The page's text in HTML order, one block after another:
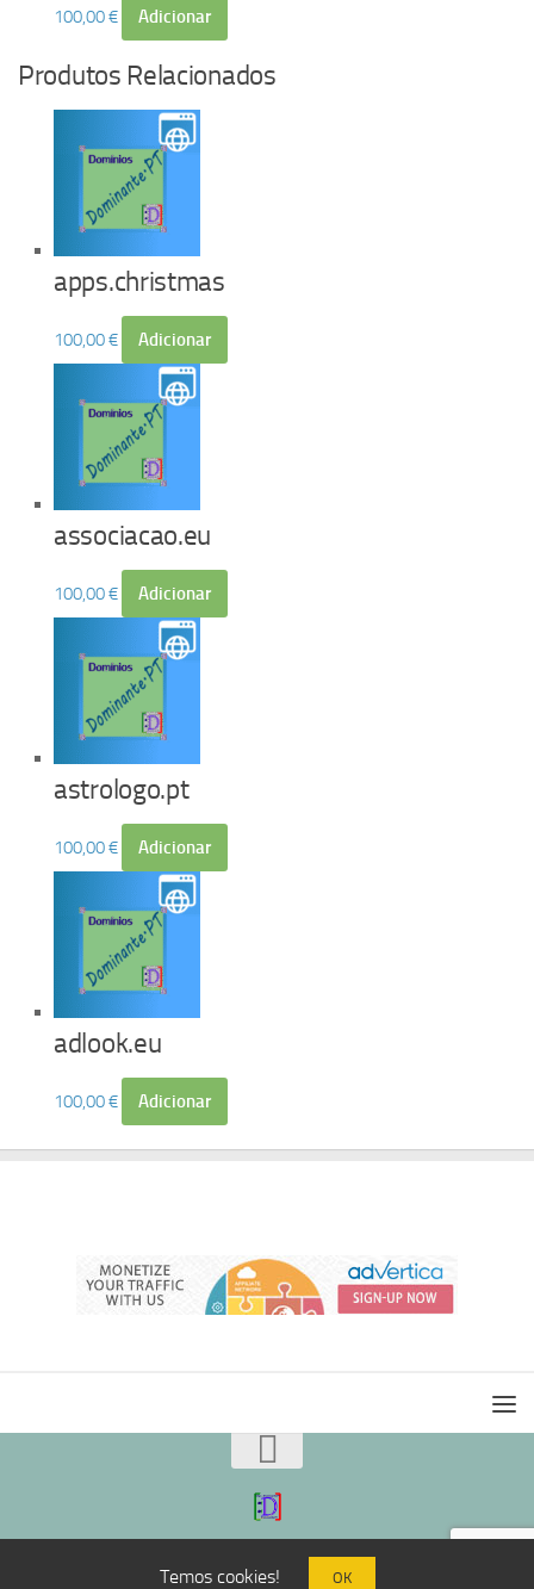
100,00€ Adicionar
Produtos Relacionados
apps.christmas
100,00€ Adicionar
associacao.eu
100,00€ Adicionar
astrologo.pt
100,00€ Adicionar
adlook.eu
100,00€ Adicionar
Temos cookies! OK